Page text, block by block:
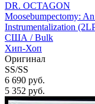
DR. OCTAGON
Moosebumpectomy:
Instrumentalization
США /Bulk
Хип-Хоп
Оригинал
SS/SS
6 690 руб.
5 352 руб.